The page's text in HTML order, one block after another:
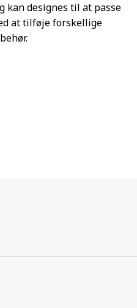
kan designes til at passe
at tilføje forskellige